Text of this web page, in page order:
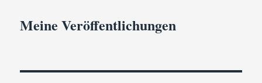
Meine Veröffentlichungen